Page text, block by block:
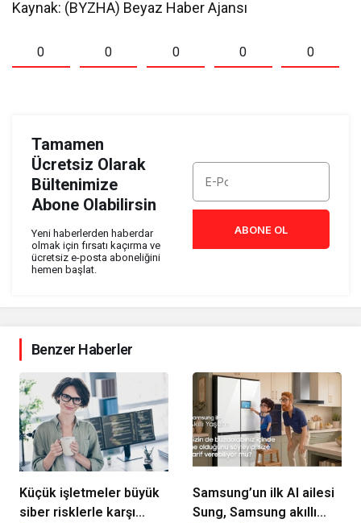
Kaynak: (BYZHA) Beyaz Haber Ajansı
0 0 0 0 0
Tamamen
Ücretsiz Olarak
Bültenimize
Abone Olabilirsin
Yeni haberlerden haberdar
olmak için fırsatı kaçırma ve
ücretsiz e-posta aboneliğini
hemen başlat.
ABONE OL
Benzer Haberler
Küçük işletmeler büyük
siber risklerle karşı
Samsung’un ilk AI ailesi
Sung, Samsung akıllı